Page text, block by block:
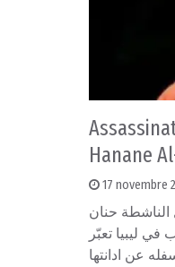
Hanane
17 novembre
الناشطة حنان
ليبيا تعبّر
عن ادانتها